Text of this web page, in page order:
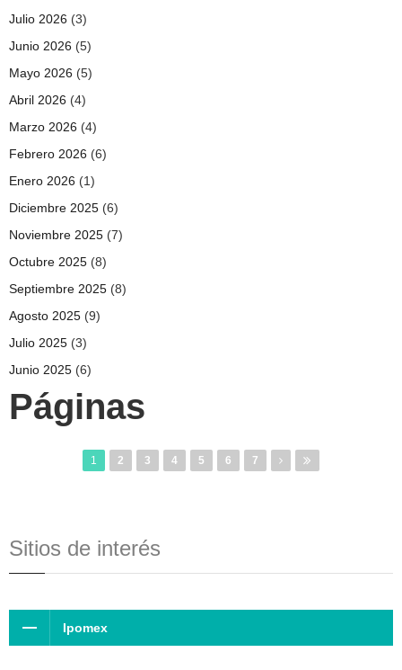
Julio 2026 (3)
Junio 2026 (5)
Mayo 2026 (5)
Abril 2026 (4)
Marzo 2026 (4)
Febrero 2026 (6)
Enero 2026 (1)
Diciembre 2025 (6)
Noviembre 2025 (7)
Octubre 2025 (8)
Septiembre 2025 (8)
Agosto 2025 (9)
Julio 2025 (3)
Junio 2025 (6)
Páginas
1 2 3 4 5 6 7
Sitios de interés
Ipomex